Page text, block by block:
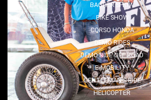
BAGGER SHOW
BIKE SHOW
CORSO HONDA
DEMO RIDES
DEMO RIDE OFF ROAD
E-MOBILITY
GENTLEMAN'S RIDE
HELICOPTER